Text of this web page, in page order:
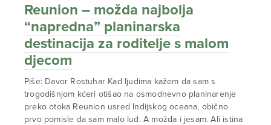
Reunion – možda najbolja
“napredna” planinarska
destinacija za roditelje s malom
djecom
Piše: Davor Rostuhar Kad ljudima kažem da sam s
trogodišnjom kćeri otišao na osmodnevno planinarenje
preko otoka Reunion usred Indijskog oceana, obično
prvo pomisle da sam malo lud. A možda i jesam. Ali istina